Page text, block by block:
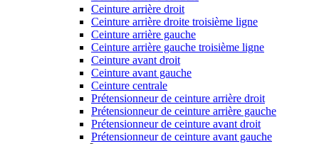
Ceinture arrière droit
Ceinture arrière droite troisième ligne
Ceinture arrière gauche
Ceinture arrière gauche troisième ligne
Ceinture avant droit
Ceinture avant gauche
Ceinture centrale
Prétensionneur de ceinture arrière droit
Prétensionneur de ceinture arrière gauche
Prétensionneur de ceinture avant droit
Prétensionneur de ceinture avant gauche